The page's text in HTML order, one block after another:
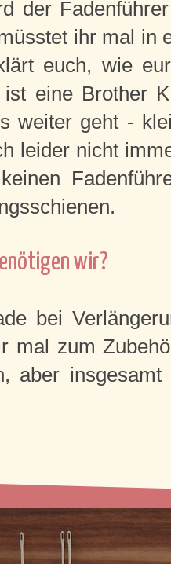
der
ihr mal in
euch, wie
ist eine Brother
weiter geht -
leider nicht
wir?
bei
mal zum
aber